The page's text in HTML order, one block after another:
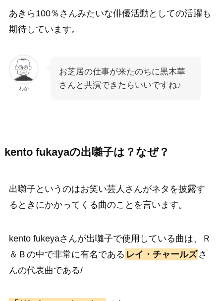
あきら100％さんみたいな俳優活動としての活躍も
期待しています。
わか
お芝居の仕事が来たのちに黒木華
さんと共演できたらいいですね♪
kento fukayaの出囃子は？なぜ？
出囃子というのはお笑い芸人さんがネタを披露す
るときにかかってくる曲のことを言います。
kento fukeyaさんが出囃子で使用している曲は、Ｒ
＆Ｂの中で非常に有名である レイ・チャールズ さ
んの代表曲である/